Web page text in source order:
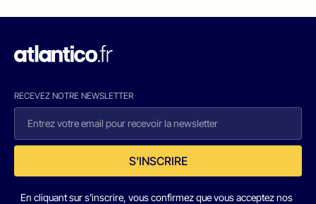
RECEVEZ NOTRE NEWSLETTER
S'INSCRIRE
En cliquant sur s'inscrire, vous confirmez que vous acceptez nos